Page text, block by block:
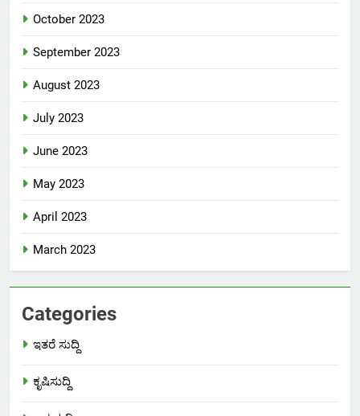
October 2023
September 2023
August 2023
July 2023
June 2023
May 2023
April 2023
March 2023
Categories
ಇತರೆ ಸುದ್ದಿ
ಕೃಷಿಸುದ್ದಿ